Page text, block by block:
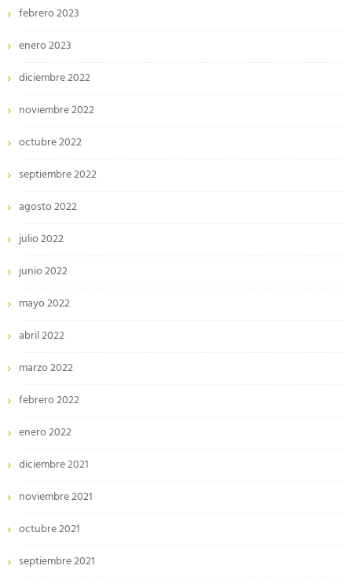
febrero 2023
enero 2023
diciembre 2022
noviembre 2022
octubre 2022
septiembre 2022
agosto 2022
julio 2022
junio 2022
mayo 2022
abril 2022
marzo 2022
febrero 2022
enero 2022
diciembre 2021
noviembre 2021
octubre 2021
septiembre 2021